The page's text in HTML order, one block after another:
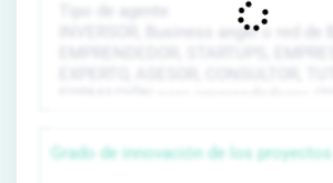
Grado de innovación de los